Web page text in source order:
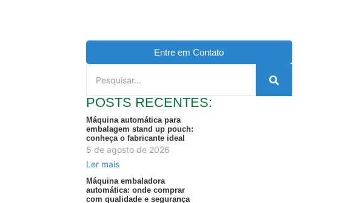
Entre em Contato
POSTS RECENTES:
Máquina automática para
embalagem stand up pouch:
conheça o fabricante ideal
5 de agosto de 2026
Ler mais
Máquina embaladora
automática: onde comprar
com qualidade e segurança